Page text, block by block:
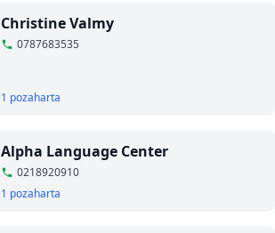
Christine Valmy
0787683535
1 pozaharta
Alpha Language Center
0218920910
1 pozaharta